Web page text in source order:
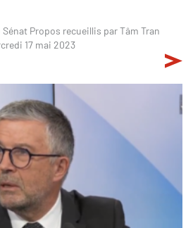
Propos recueillis par Tâm Tran
17 mai 2023